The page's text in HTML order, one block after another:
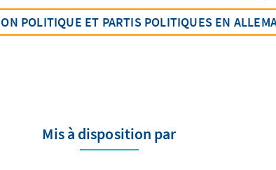
POLITIQUE ET PARTIS POLITIQUES EN
Mis à disposition par